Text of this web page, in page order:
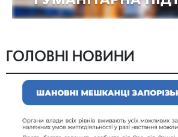
ГОЛОВНІ НОВИНИ